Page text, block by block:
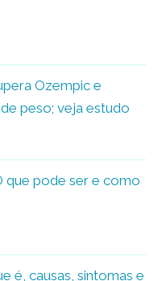
Ozempic e
peso; veja estudo
que pode ser e como
é, causas, sintomas e